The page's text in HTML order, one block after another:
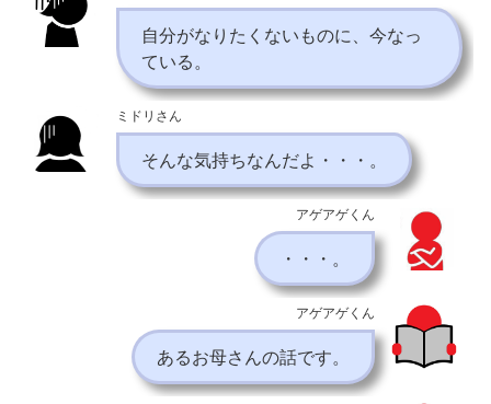
自分がなりたくないものに、今なっ
ている。
ミドリさん
そんな気持ちなんだよ・・・。
アゲアゲくん
・・・。
アゲアゲくん
あるお母さんの話です。